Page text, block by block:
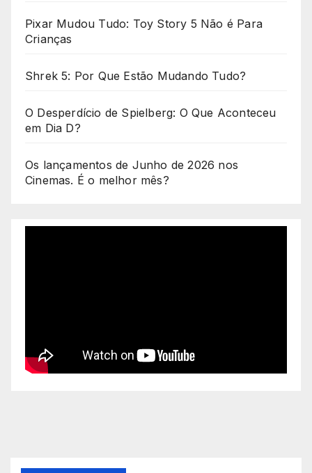
Pixar Mudou Tudo: Toy Story 5 Não é Para
Crianças
Shrek 5: Por Que Estão Mudando Tudo?
O Desperdício de Spielberg: O Que Aconteceu
em Dia D?
Os lançamentos de Junho de 2026 nos
Cinemas. É o melhor mês?